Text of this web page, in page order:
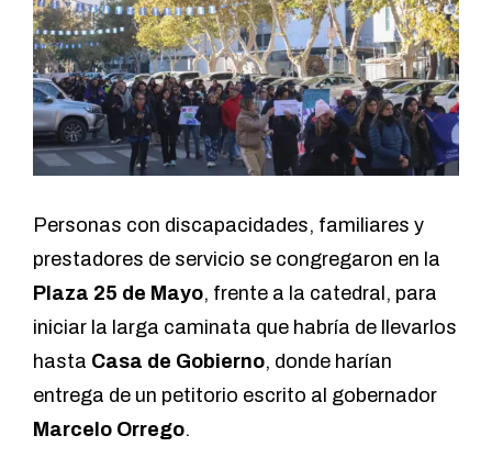
Personas con discapacidades, familiares y
prestadores de servicio se congregaron en la
Plaza 25 de Mayo, frente a la catedral, para
iniciar la larga caminata que habría de llevarlos
hasta Casa de Gobierno, donde harían
entrega de un petitorio escrito al gobernador
Marcelo Orrego.